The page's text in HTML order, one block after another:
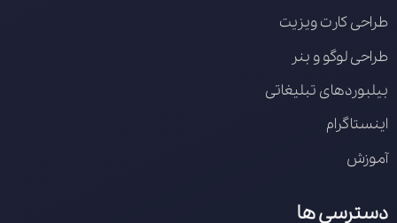
طراحی کارت ویزیت
طراحی لوگو و بنر
بیلبوردهای تبلیغاتی
اینستاگرام
آموزش
دسترسی ها